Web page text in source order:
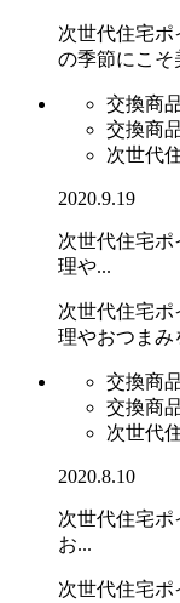
次世代住宅
の季節にこそ
交換商
交換商
次世代
2020.9.19
次世代住宅
理や...
次世代住宅
理やおつまみ
交換商
交換商
次世代
2020.8.10
次世代住宅
お...
次世代住宅